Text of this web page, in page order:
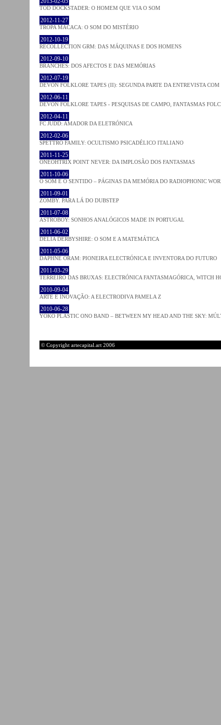
TOD DOCKSTADER: O HOMEM QUE VIA O SOM
2012-11-27
TROPA MACACA: O SOM DO MISTÉRIO
2012-10-19
RECOLLECTION GRM: DAS MÁQUINAS E DOS HOMENS
2012-09-10
BRANCHES: DOS AFECTOS E DAS MEMÓRIAS
2012-07-19
DEVON FOLKLORE TAPES (II): SEGUNDA PARTE DA ENTREVISTA
2012-06-11
DEVON FOLKLORE TAPES - PESQUISAS DE CAMPO, FANTASMAS
2012-04-11
FC JUDD: AMADOR DA ELETRÓNICA
2012-02-06
SPETTRO FAMILY: OCULTISMO PSICADÉLICO ITALIANO
2011-11-25
ONEOHTRIX POINT NEVER: DA IMPLOSÃO DOS FANTASMAS
2011-10-06
O SOM E O SENTIDO – PÁGINAS DA MEMÓRIA DO RADIOPHONIC
2011-09-01
ZOMBY. PARA LÁ DO DUBSTEP
2011-07-08
ASTROBOY: SONHOS ANALÓGICOS MADE IN PORTUGAL
2011-06-02
DELIA DERBYSHIRE: O SOM E A MATEMÁTICA
2011-05-06
DAPHNE ORAM: PIONEIRA ELECTRÓNICA E INVENTORA DO FUTURO
2011-03-29
TERREIRO DAS BRUXAS: ELECTRÓNICA FANTASMAGÓRICA, WITCH
2010-09-04
ARTE E INOVAÇÃO: A ELECTRODIVA PAMELA Z
2010-06-28
YOKO PLASTIC ONO BAND – BETWEEN MY HEAD AND THE SKY:
© Copyright artecapital.art 2006